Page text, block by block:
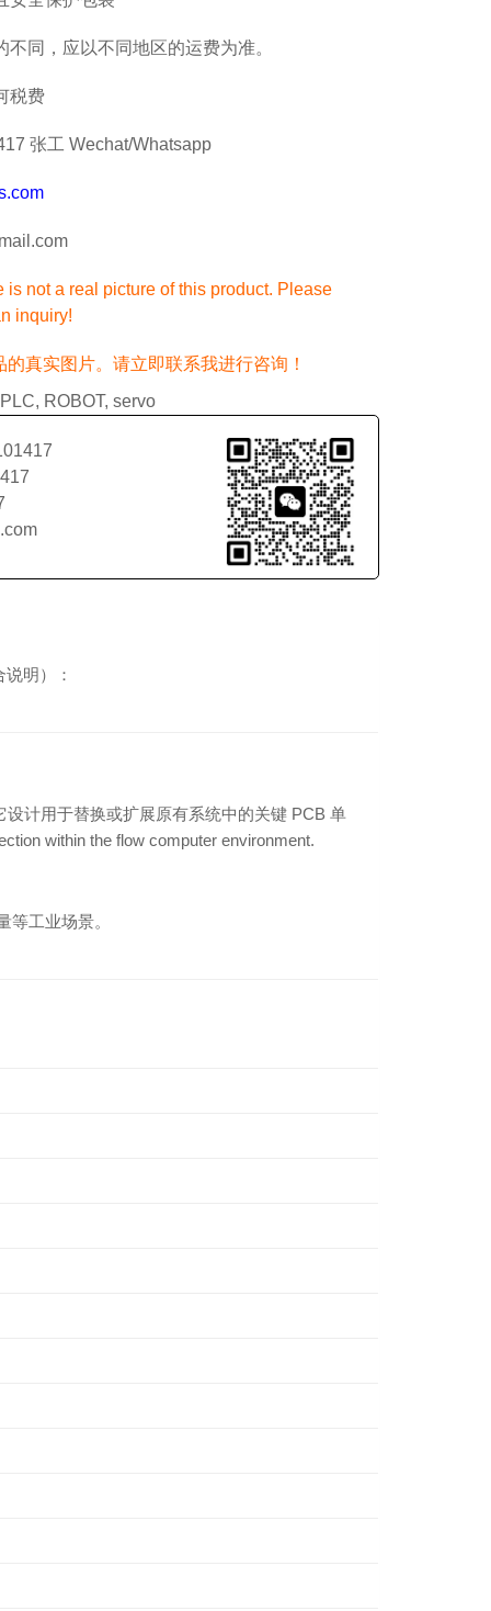
同，应以不同地区的运费为准。
税费
张工 Wechat/Whatsapp
not a real picture of this product. Please
inquiry!
真实图片。请立即联系我进行咨询！
PLC, ROBOT, servo
明）：
计用于替换或扩展原有系统中的关键 PCB 单
within the flow computer environment.
工业场景。